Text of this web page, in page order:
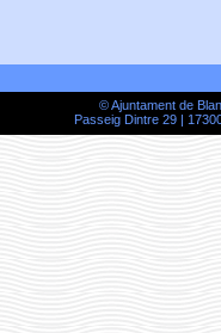
© Ajuntament de
Passeig Dintre 29 |